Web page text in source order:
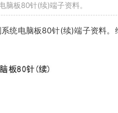
板80针(续)端子资料。
统电脑板80针(续)端子资料